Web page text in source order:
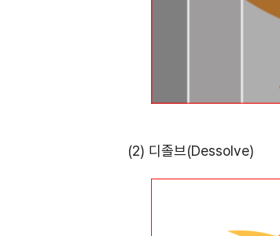
(2) 디졸브(Dessolve)